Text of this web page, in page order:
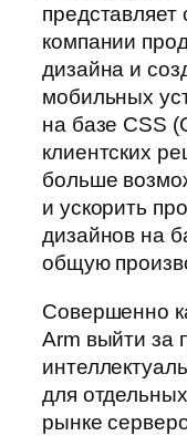
компании
дизайна и
мобильных
на базе CSS
клиентских
больше
и ускорить
дизайнов на
общую
Совершенно
Arm выйти за
для
рынке